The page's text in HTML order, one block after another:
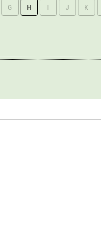
G H I J K